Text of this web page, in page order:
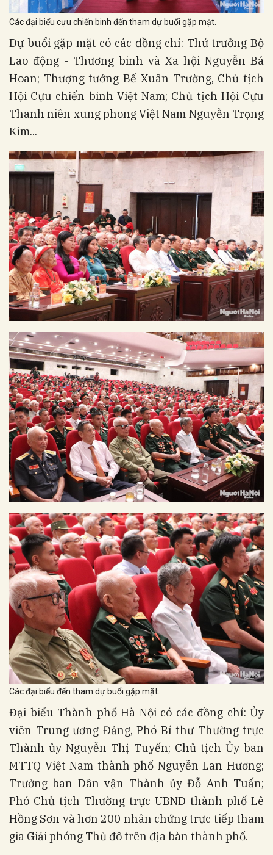
Các đại biểu cựu chiến binh đến tham dự buổi gặp mặt.
Dự buổi gặp mặt có các đồng chí: Thứ trưởng Bộ
Lao động - Thương binh và Xã hội Nguyễn Bá
Hoan; Thượng tướng Bế Xuân Trường, Chủ tịch
Hội Cựu chiến binh Việt Nam; Chủ tịch Hội Cựu
Thanh niên xung phong Việt Nam Nguyễn Trọng
Kim...
Các đại biểu đến tham dự buổi gặp mặt.
Đại biểu Thành phố Hà Nội có các đồng chí: Ủy
viên Trung ương Đảng, Phó Bí thư Thường trực
Thành ủy Nguyễn Thị Tuyến; Chủ tịch Ủy ban
MTTQ Việt Nam thành phố Nguyễn Lan Hương;
Trưởng ban Dân vận Thành ủy Đỗ Anh Tuấn;
Phó Chủ tịch Thường trực UBND thành phố Lê
Hồng Sơn và hơn 200 nhân chứng trực tiếp tham
gia Giải phóng Thủ đô trên địa bàn thành phố.